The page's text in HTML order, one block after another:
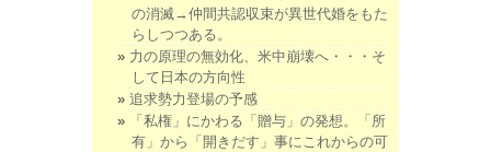
の消滅→仲間共認収束が異世代婚をもた
らしつつある。
力の原理の無効化、米中崩壊へ・・・そ
して日本の方向性
追求勢力登場の予感
「私権」にかわる「贈与」の発想。「所
有」から「開きだす」事にこれからの可